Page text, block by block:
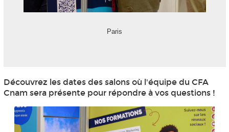
Paris
Découvrez les dates des salons où l'équipe du CFA
Cnam sera présente pour répondre à vos questions !